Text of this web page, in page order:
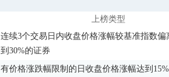
上榜类型
连续3个交易日内收盘价格涨幅较基准指数偏
到30%的证券
有价格涨跌幅限制的日收盘价格涨幅达到